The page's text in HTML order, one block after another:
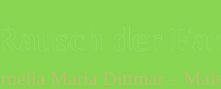
der
Maria Dittmar –